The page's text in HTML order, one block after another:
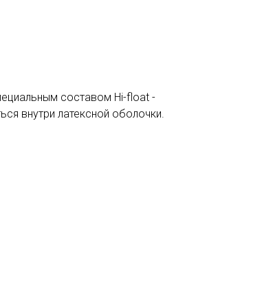
составом Hi-float -
внутри латексной оболочки.